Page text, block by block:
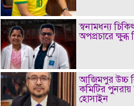
স্বনামধন্য
অপপ্রচারে
আজিমপুর উচ্চ
কমিটির
হোসাইন